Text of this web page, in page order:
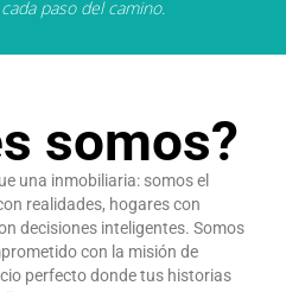
paso del camino.
somos?
una inmobiliaria: somos el
realidades, hogares con
decisiones inteligentes. Somos
con la misión de
perfecto donde tus historias